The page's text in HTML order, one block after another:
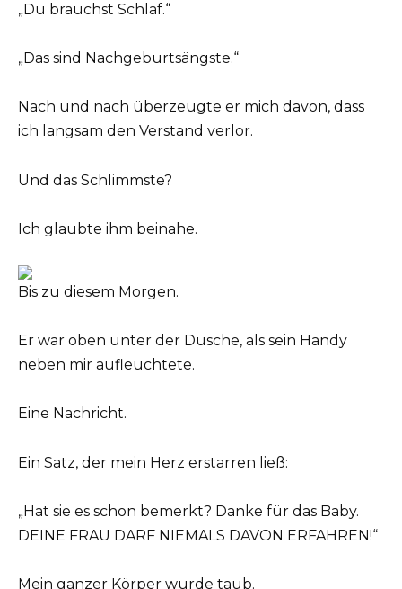
„Du brauchst Schlaf.“
„Das sind Nachgeburtsängste.“
Nach und nach überzeugte er mich davon, dass
ich langsam den Verstand verlor.
Und das Schlimmste?
Ich glaubte ihm beinahe.
Bis zu diesem Morgen.
Er war oben unter der Dusche, als sein Handy
neben mir aufleuchtete.
Eine Nachricht.
Ein Satz, der mein Herz erstarren ließ:
„Hat sie es schon bemerkt? Danke für das Baby.
DEINE FRAU DARF NIEMALS DAVON ERFAHREN!“
Mein ganzer Körper wurde taub.